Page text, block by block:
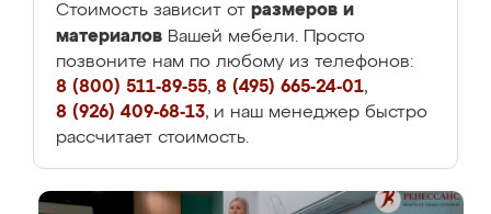
Стоимость зависит от размеров и
материалов Вашей мебели. Просто
позвоните нам по любому из телефонов:
8 (800) 511-89-55, 8 (495) 665-24-01,
8 (926) 409-68-13, и наш менеджер быстро
рассчитает стоимость.